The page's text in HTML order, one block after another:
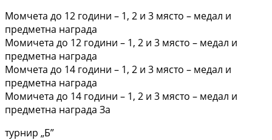
Момчета до 12 години – 1, 2 и 3 място – медал и
предметна награда
Момичета до 12 години – 1, 2 и 3 място – медал и
предметна награда
Момчета до 14 години – 1, 2 и 3 място – медал и
предметна награда
Момичета до 14 години – 1, 2 и 3 място – медал и
предметна награда За
турнир „Б”